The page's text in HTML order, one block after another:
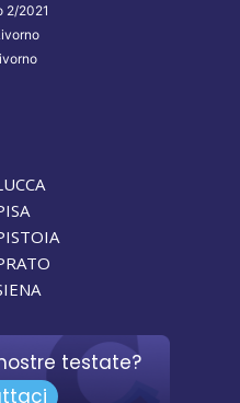
2/2021
testate?